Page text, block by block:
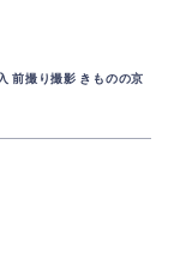
前撮り撮影 きものの京